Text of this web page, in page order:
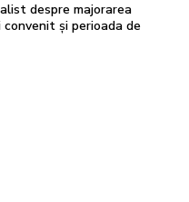
despre majorarea
și perioada de